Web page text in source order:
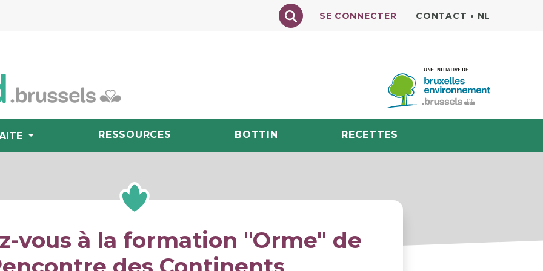
Texte à rechercher
SE CONNECTER CONTACT • NL
RESSOURCES BOTTIN RECETTES
vous à la formation "Orme" de